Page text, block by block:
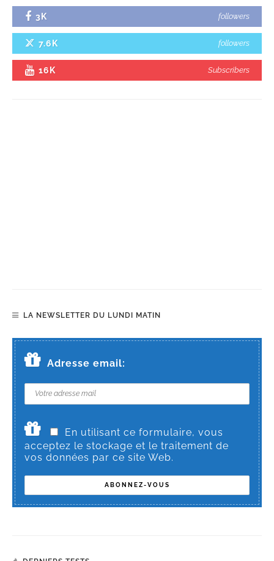
3K followers
7.6K followers
16K Subscribers
LA NEWSLETTER DU LUNDI MATIN
Adresse email:
En utilisant ce formulaire, vous
acceptez le stockage et le traitement de
vos données par ce site Web.